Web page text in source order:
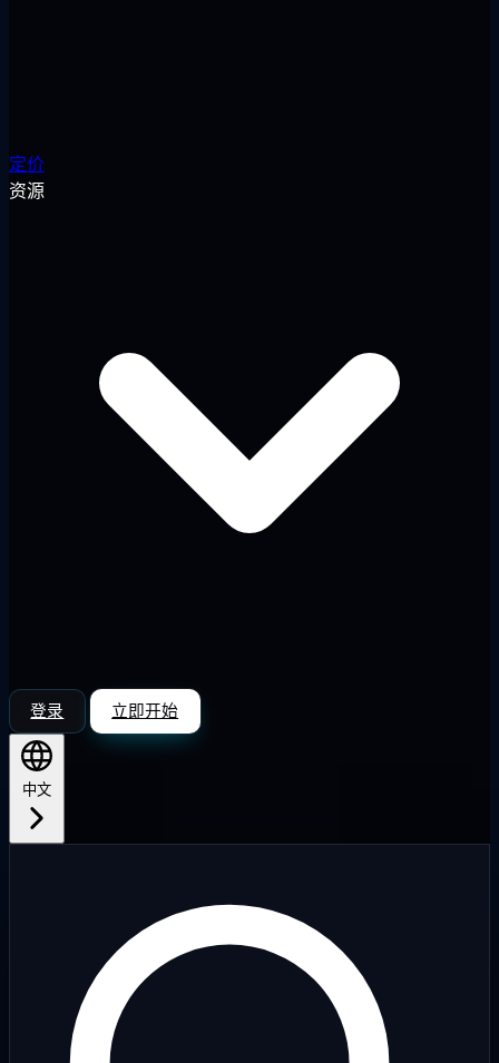
定价
资源
登录 立即开始
中文